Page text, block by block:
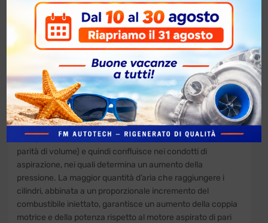
forma di giranti, sono dotati di palette e sono collegati tra
loro da un alberino. La turbina è inserita in un vano a forma
di chiocciola nell’impianto di scarico; il compressore,
invece, è alloggiato in quello di aspirazione.
I gas che fuoriescono dalla camera di combustione sono
convogliati dai condotti di scarico verso la turbina, che
inizia a girare mettendo in movimento il compressore che
risucchia aria e la comprime. L’aria compressa passa
dapprima attraverso un radiatore chiamato intercooler
(che provvede a raffreddarla, aumentandone la densità a
parità di volume) e quindi confluisce nei condotti di
aspirazione, nei quali determina un aumento della
pressione. La maggior quantità d’aria che raggiungere i
cilindri, abbinata a un proporzionale incremento del
combustibile iniettato, garantisce un aumento della coppia
motrice e della potenza rispetto al motore aspirato di pari